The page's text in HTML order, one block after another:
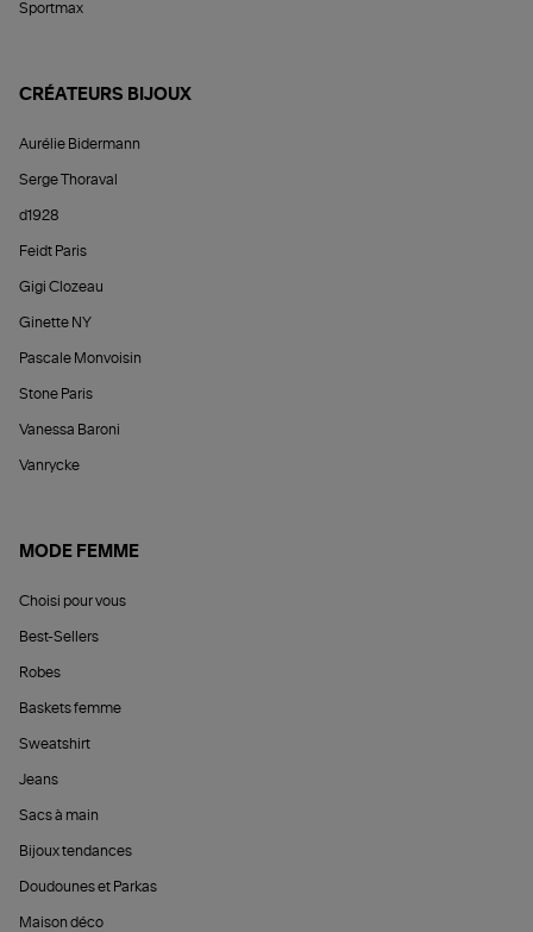
Sportmax
CRÉATEURS BIJOUX
Aurélie Bidermann
Serge Thoraval
d1928
Feidt Paris
Gigi Clozeau
Ginette NY
Pascale Monvoisin
Stone Paris
Vanessa Baroni
Vanrycke
MODE FEMME
Choisi pour vous
Best-Sellers
Robes
Baskets femme
Sweatshirt
Jeans
Sacs à main
Bijoux tendances
Doudounes et Parkas
Maison déco